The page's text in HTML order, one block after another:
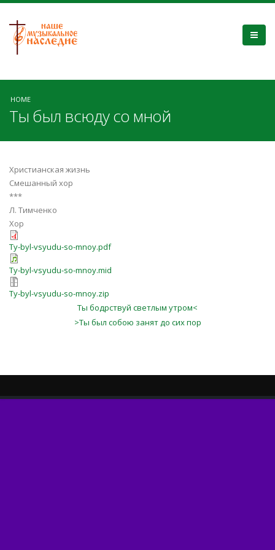
HOME
Ты был всюду со мной
Христианская жизнь
Смешанный хор
***
Л. Тимченко
Хор
Ty-byl-vsyudu-so-mnoy.pdf
Ty-byl-vsyudu-so-mnoy.mid
Ty-byl-vsyudu-so-mnoy.zip
Ты бодрствуй светлым утром<
>Ты был собою занят до сих пор